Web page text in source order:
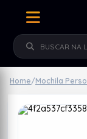
Home/Mochila